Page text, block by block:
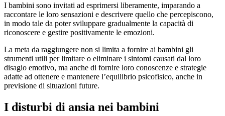
I bambini sono invitati ad esprimersi liberamente, imparando a
raccontare le loro sensazioni e descrivere quello che percepiscono,
in modo tale da poter sviluppare gradualmente la capacità di
riconoscere e gestire positivamente le emozioni.
La meta da raggiungere non si limita a fornire ai bambini gli
strumenti utili per limitare o eliminare i sintomi causati dal loro
disagio emotivo, ma anche di fornire loro conoscenze e strategie
adatte ad ottenere e mantenere l’equilibrio psicofisico, anche in
previsione di situazioni future.
I disturbi di ansia nei bambini